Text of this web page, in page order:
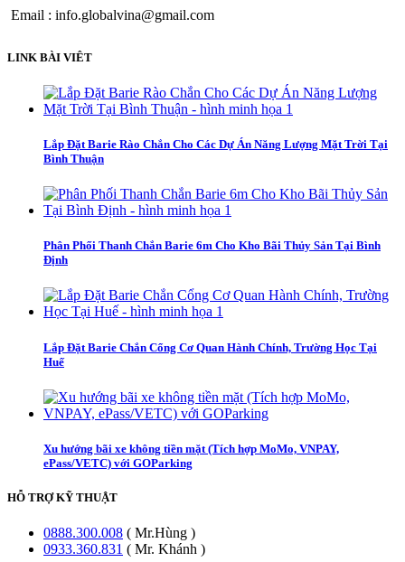
Email : info.globalvina@gmail.com
LINK BÀI VIÊT
Lắp Đặt Barie Rào Chắn Cho Các Dự Án Năng Lượng Mặt Trời Tại
Bình Thuận
Phân Phối Thanh Chắn Barie 6m Cho Kho Bãi Thủy Sản Tại Bình
Định
Lắp Đặt Barie Chắn Cổng Cơ Quan Hành Chính, Trường Học Tại
Huế
Xu hướng bãi xe không tiền mặt (Tích hợp MoMo, VNPAY,
ePass/VETC) với GOParking
HỖ TRỢ KỸ THUẬT
0888.300.008 ( Mr.Hùng )
0933.360.831 ( Mr. Khánh )